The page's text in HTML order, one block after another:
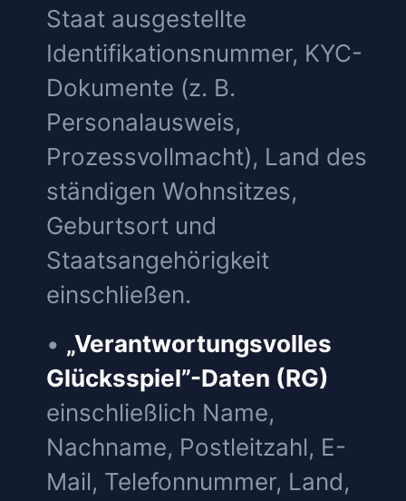
Staat ausgestellte
Identifikationsnummer, KYC-
Dokumente (z. B.
Personalausweis,
Prozessvollmacht), Land des
ständigen Wohnsitzes,
Geburtsort und
Staatsangehörigkeit
einschließen.
• „Verantwortungsvolles
Glücksspiel”-Daten (RG)
einschließlich Name,
Nachname, Postleitzahl, E-
Mail, Telefonnummer, Land,